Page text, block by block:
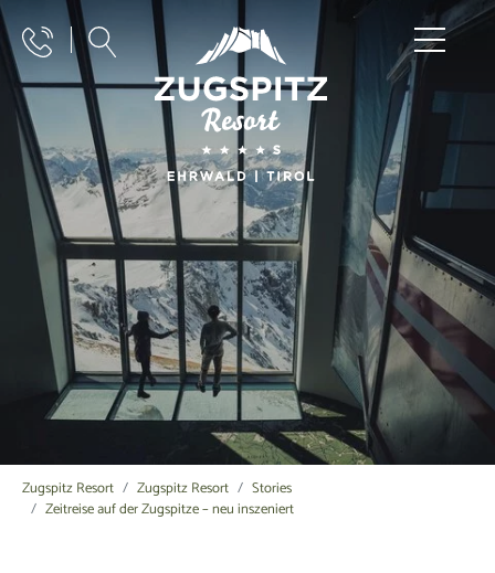
Zugspitz Resort Zugspitz Resort
Stories
Zeitreise auf der Zugspitze – neu inszeniert